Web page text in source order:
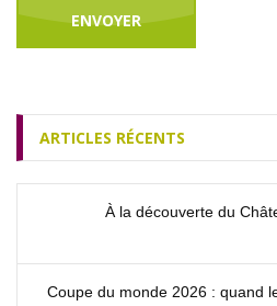
ARTICLES RÉCENTS
À la découverte du
Coupe du monde 2026 : quand